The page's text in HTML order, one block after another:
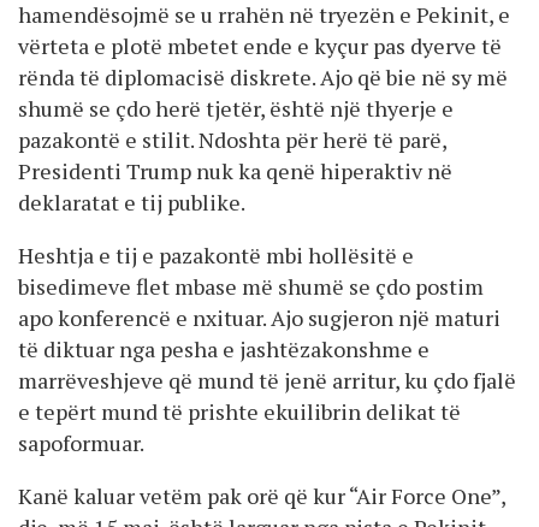
hamendësojmë se u rrahën në tryezën e Pekinit, e
vërteta e plotë mbetet ende e kyçur pas dyerve të
rënda të diplomacisë diskrete. Ajo që bie në sy më
shumë se çdo herë tjetër, është një thyerje e
pazakontë e stilit. Ndoshta për herë të parë,
Presidenti Trump nuk ka qenë hiperaktiv në
deklaratat e tij publike.
Heshtja e tij e pazakontë mbi hollësitë e
bisedimeve flet mbase më shumë se çdo postim
apo konferencë e nxituar. Ajo sugjeron një maturi
të diktuar nga pesha e jashtëzakonshme e
marrëveshjeve që mund të jenë arritur, ku çdo fjalë
e tepërt mund të prishte ekuilibrin delikat të
sapoformuar.
Kanë kaluar vetëm pak orë që kur “Air Force One”,